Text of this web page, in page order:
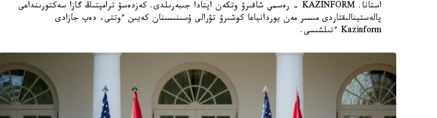
استانا. KAZINFORM - رەسمي شاقىرۋ وتكەن اپتادا جىبەرىلدى. كەزدەسۋ ترامپتىڭ گازا سەكتورىنداعى
پالەستينالىقتاردى مىسىر مەن يوردانياعا كوشىرۋ تۋرالى ۇسىنىسىنان كەيىن ءوتتى، دەپ جازادى
Kazinform ءتىلشىسى.